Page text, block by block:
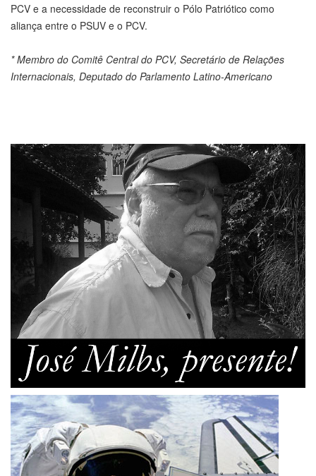
PCV e a necessidade de reconstruir o Pólo Patriótico como
aliança entre o PSUV e o PCV.
* Membro do Comitê Central do PCV, Secretário de Relações
Internacionais, Deputado do Parlamento Latino-Americano